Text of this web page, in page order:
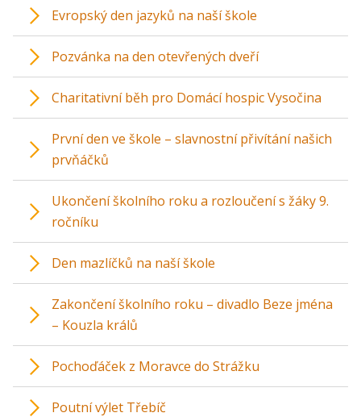
Evropský den jazyků na naší škole
Pozvánka na den otevřených dveří
Charitativní běh pro Domácí hospic Vysočina
První den ve škole – slavnostní přivítání našich
prvňáčků
Ukončení školního roku a rozloučení s žáky 9.
ročníku
Den mazlíčků na naší škole
Zakončení školního roku – divadlo Beze jména
– Kouzla králů
Pochoďáček z Moravce do Strážku
Poutní výlet Třebíč